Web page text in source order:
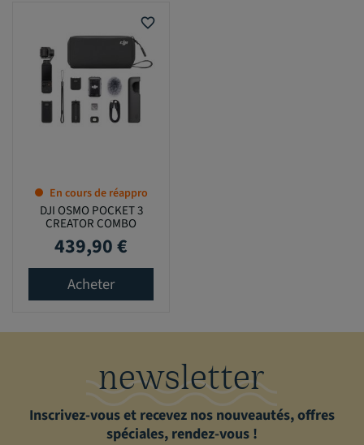
favorite_border
En cours de réappro
DJI OSMO POCKET 3
CREATOR COMBO
Prix
439,90 €
Acheter
newsletter
Inscrivez-vous et recevez nos nouveautés, offres
spéciales, rendez-vous !